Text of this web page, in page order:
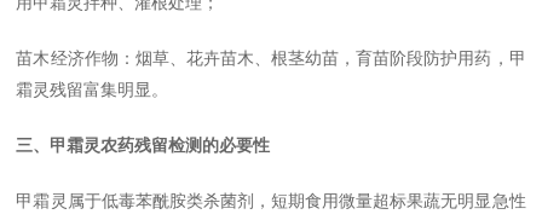
苗木经济作物：烟草、花卉苗木、根茎幼苗，育苗阶段防护用药，甲
霜灵残留富集明显。
三、甲霜灵农药残留检测的必要性
甲霜灵属于低毒苯酰胺类杀菌剂，短期食用微量超标果蔬无明显急性